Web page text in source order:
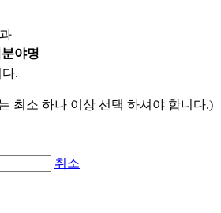
야명
.
최소 하나 이상 선택 하셔야 합니다.)
취소